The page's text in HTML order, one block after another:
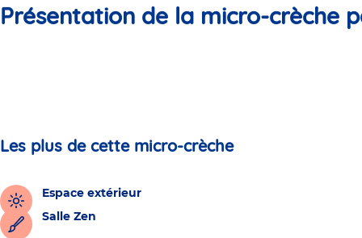
Présentation de la micro-crèche
Les plus de cette micro-crèche
Espace extérieur
Salle Zen